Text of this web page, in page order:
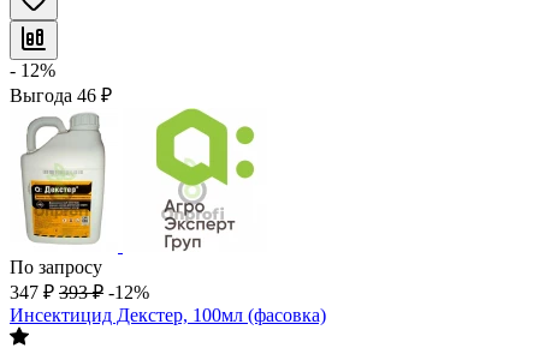
- 12%
Выгода 46 ₽
По запросу
347 ₽ 393 ₽ -12%
Инсектицид Декстер, 100мл (фасовка)